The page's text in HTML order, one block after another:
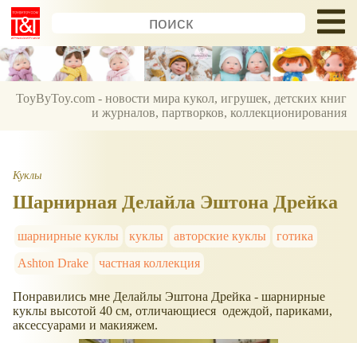
ToyByToy.com - новости мира кукол, игрушек, детских книг
и журналов, партворков, коллекционирования
Куклы
Шарнирная Делайла Эштона Дрейка
шарнирные куклы куклы авторские куклы
готика
Ashton Drake
частная коллекция
Понравились мне Делайлы Эштона Дрейка - шарнирные
куклы высотой 40 см, отличающиеся одеждой, париками,
аксессуарами и макияжем.